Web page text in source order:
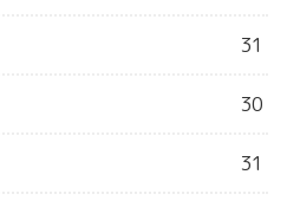
31
30
31